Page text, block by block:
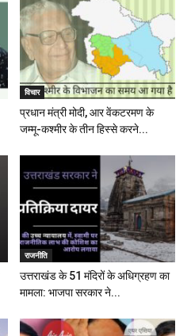
विचार
प्रधान मंत्री मोदी, आर वेंकटरमण के
जम्मू-कश्मीर के तीन हिस्से करने...
राजनीति
उत्तराखंड के 51 मंदिरों के अधिग्रहण का
मामला: भाजपा सरकार ने...